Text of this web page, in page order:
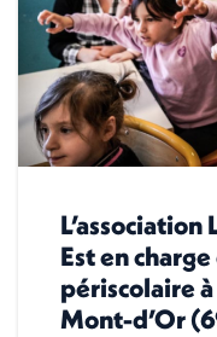
Est en charge
périscolaire
Mont-d’Or